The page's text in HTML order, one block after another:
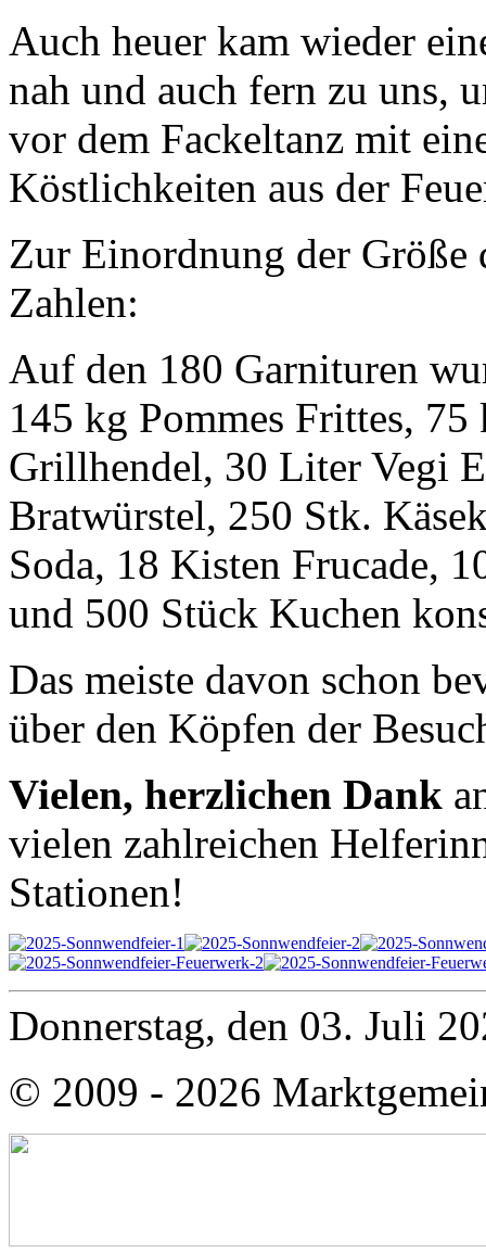
Auch heuer kam wieder
nah und auch fern zu uns,
vor dem Fackeltanz mit
Köstlichkeiten aus der
Zur Einordnung der Größe
Zahlen:
Auf den 180 Garnituren
145 kg Pommes Frittes,
Grillhendel, 30 Liter Vegi
Bratwürstel, 250 Stk.
Soda, 18 Kisten Frucade,
und 500 Stück Kuchen
Das meiste davon schon
über den Köpfen der
Vielen, herzlichen Dank
vielen zahlreichen
Stationen!
Donnerstag, den 03. Juli
© 2009 - 2026